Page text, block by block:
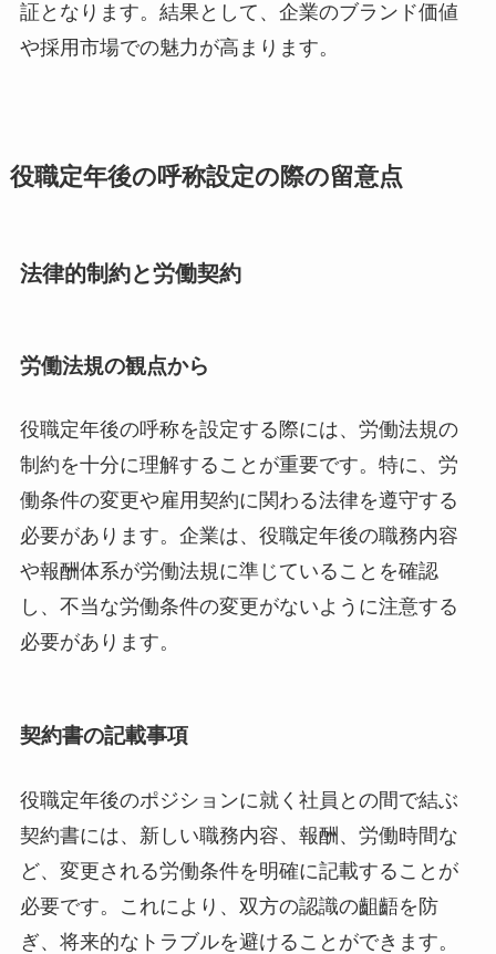
証となります。結果として、企業のブランド価値
や採用市場での魅力が高まります。
役職定年後の呼称設定の際の留意点
法律的制約と労働契約
労働法規の観点から
役職定年後の呼称を設定する際には、労働法規の
制約を十分に理解することが重要です。特に、労
働条件の変更や雇用契約に関わる法律を遵守する
必要があります。企業は、役職定年後の職務内容
や報酬体系が労働法規に準じていることを確認
し、不当な労働条件の変更がないように注意する
必要があります。
契約書の記載事項
役職定年後のポジションに就く社員との間で結ぶ
契約書には、新しい職務内容、報酬、労働時間な
ど、変更される労働条件を明確に記載することが
必要です。これにより、双方の認識の齟齬を防
ぎ、将来的なトラブルを避けることができます。